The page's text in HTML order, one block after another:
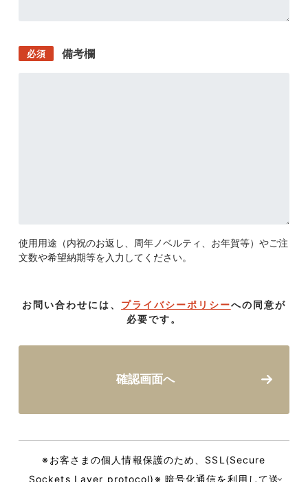
必須 備考欄
使用用途（内祝のお返し、周年ノベルティ、お年賀等）やご注
文数や希望納期等を入力してください。
お問い合わせには、 プライバシーポリシーへの同意が
必要です。
確認画面へ
※お客さまの個人情報保護のため、SSL(Secure
Sockets Layer protocol)※ 暗号化通信を利用して送